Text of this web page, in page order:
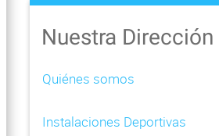
Nuestra Dirección
Quiénes somos
Instalaciones Deportivas